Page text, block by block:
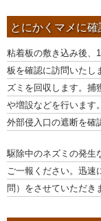
とにかくマメに確
粘着板の敷き込み後、
板を確認に訪問いたし
ズミを回収します。捕
や増設などを行います
外部侵入口の遮断を確
駆除中のネズミの発生
ご一報ください。迅速
問）をさせていただき